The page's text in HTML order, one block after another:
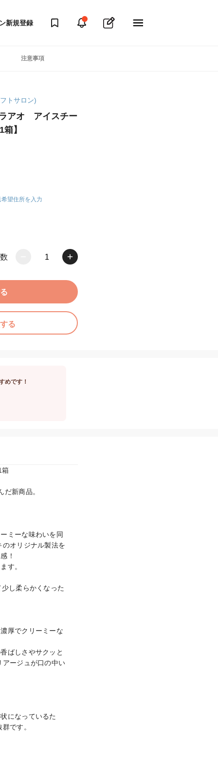
新規登録
注意事項
トサロン)
アオ アイスチー
】
望住所を入力
1
る
めです！
箱
新商品。
ミーな味わいを同
オリジナル製法を
！
す。
し柔らかくなった
厚でクリーミーな
ばしさやサクッと
アージュが口の中い
になっているた
です。